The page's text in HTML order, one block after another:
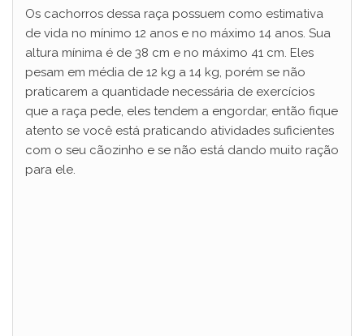
Os cachorros dessa raça possuem como estimativa
de vida no mínimo 12 anos e no máximo 14 anos. Sua
altura mínima é de 38 cm e no máximo 41 cm. Eles
pesam em média de 12 kg a 14 kg, porém se não
praticarem a quantidade necessária de exercícios
que a raça pede, eles tendem a engordar, então fique
atento se você está praticando atividades suficientes
com o seu cãozinho e se não está dando muito ração
para ele.